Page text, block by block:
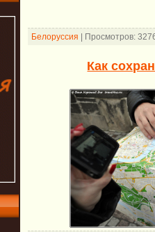
Белоруссия Просмотров:
Как